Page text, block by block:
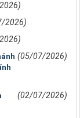
2026)
(05/07/2026)
(02/07/2026)